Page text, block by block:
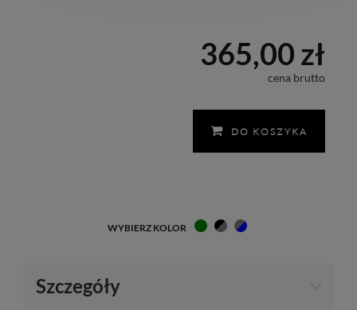
365,00 zł
cena brutto
DO KOSZYKA
WYBIERZ KOLOR
Szczegóły